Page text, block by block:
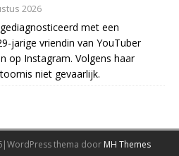
2026
met een
jarige vriendin van YouTuber
op Instagram. Volgens haar
niet gevaarlijk.
thema door MH Themes